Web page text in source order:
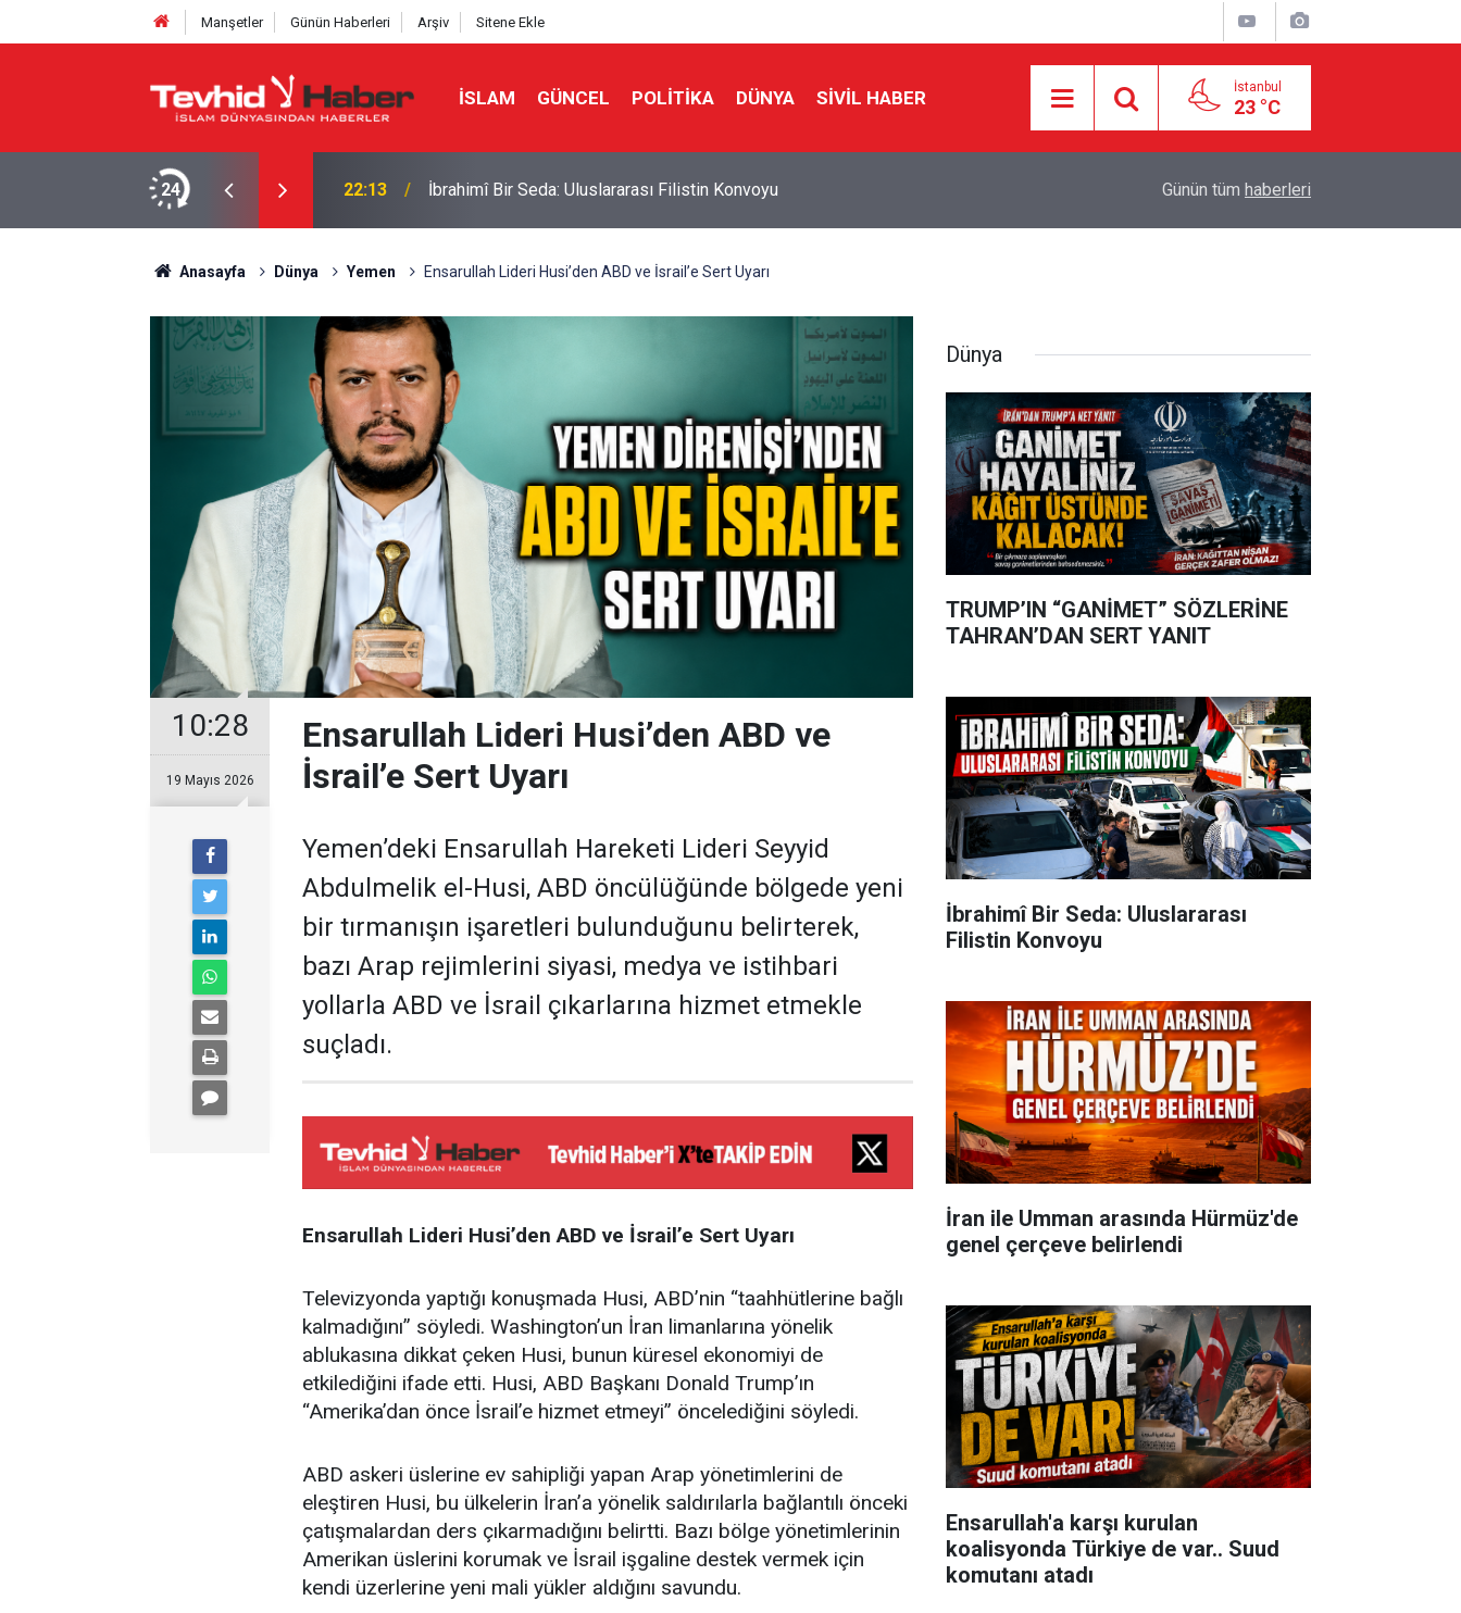
Manşetler Günün Haberleri Arşiv Sitene Ekle
İSLAM GÜNCEL POLITIKA DÜNYA SIVIL HABER İstanbul
23 °C
24
TAHRAN’DAN SERT YANIT 22:13 İbrahimî Bir Seda: Uluslararası Filistin Konvoyu İran ile Umman arasında Hürmüz'de genel
Günün tüm haberleri
Anasayfa Dünya Yemen Ensarullah Lideri Husi’den ABD ve İsrail’e Sert Uyarı
10:28
19 Mayıs 2026
Ensarullah Lideri Husi’den ABD ve
İsrail’e Sert Uyarı
Yemen’deki Ensarullah Hareketi Lideri Seyyid
Abdulmelik el-Husi, ABD öncülüğünde bölgede yeni
bir tırmanışın işaretleri bulunduğunu belirterek,
bazı Arap rejimlerini siyasi, medya ve istihbari
yollarla ABD ve İsrail çıkarlarına hizmet etmekle
suçladı.
Ensarullah Lideri Husi’den ABD ve İsrail’e Sert Uyarı
Televizyonda yaptığı konuşmada Husi, ABD’nin “taahhütlerine bağlı
kalmadığını” söyledi. Washington’un İran limanlarına yönelik
ablukasına dikkat çeken Husi, bunun küresel ekonomiyi de
etkilediğini ifade etti. Husi, ABD Başkanı Donald Trump’ın
“Amerika’dan önce İsrail’e hizmet etmeyi” öncelediğini söyledi.
ABD askeri üslerine ev sahipliği yapan Arap yönetimlerini de
eleştiren Husi, bu ülkelerin İran’a yönelik saldırılarla bağlantılı önceki
çatışmalardan ders çıkarmadığını belirtti. Bazı bölge yönetimlerinin
Amerikan üslerini korumak ve İsrail işgaline destek vermek için
kendi üzerlerine yeni mali yükler aldığını savundu.
Dünya
TRUMP’IN “GANİMET” SÖZLERİNE
TAHRAN’DAN SERT YANIT
İbrahimî Bir Seda: Uluslararası
Filistin Konvoyu
İran ile Umman arasında Hürmüz'de
genel çerçeve belirlendi
Ensarullah'a karşı kurulan
koalisyonda Türkiye de var.. Suud
komutanı atadı